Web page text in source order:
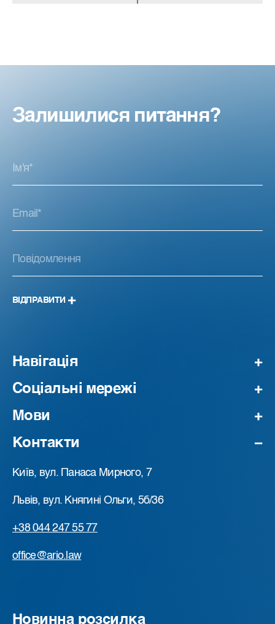
Залишилися питання?
ВІДПРАВИТИ
Навігація
Соціальні мережі
Мови
Контакти
Київ, вул. Панаса Мирного, 7
Львів, вул. Княгині Ольги, 5б/36
+38 044 247 55 77
office@ario.law
Новинна розсилка